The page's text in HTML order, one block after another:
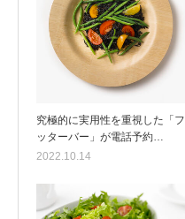
究極的に実用性を重視した「フ
ッターバー」が電話予約…
2022.10.14